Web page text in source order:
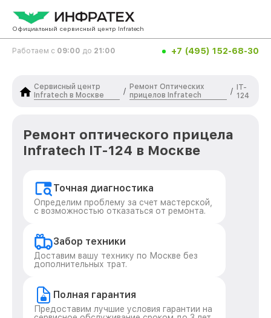
Официальный сервисный центр Infratech
Работаем с 09:00 до 21:00 +7 (495) 152-68-30
Сервисный центр
Infratech в Москве
/
Ремонт Оптических
прицелов Infratech
/ IT-
124
Ремонт оптического прицела
Infratech IT-124 в Москве
Точная диагностика
Определим проблему за счет мастерской,
с возможностью отказаться от ремонта.
Забор техники
Доставим вашу технику по Москве без
дополнительных трат.
Полная гарантия
Предоставим лучшие условия гарантии на